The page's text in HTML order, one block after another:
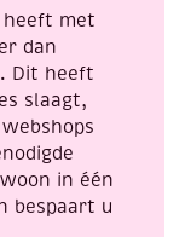
heeft met
dan
Dit heeft
slaagt,
in één
bespaart u